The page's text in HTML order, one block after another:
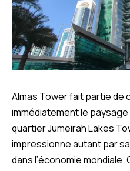
Almas Tower fait partie de
immédiatement le
quartier Jumeirah Lakes
impressionne autant par
dans l’économie mondiale.